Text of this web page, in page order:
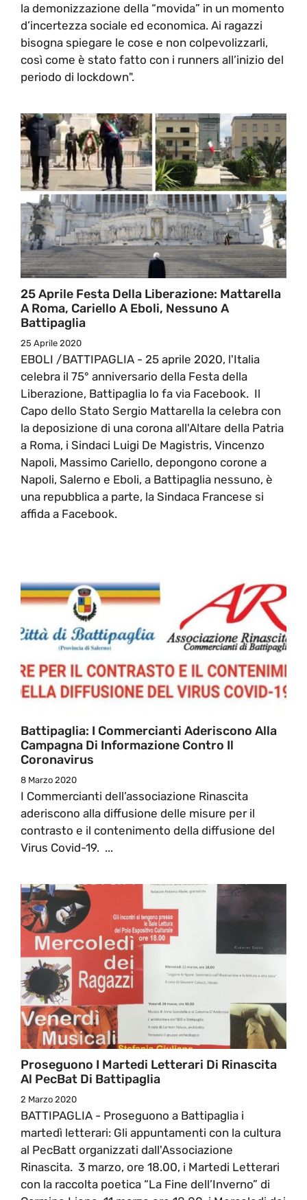
la demonizzazione della “movida” in un momento
d’incertezza sociale ed economica. Ai ragazzi
bisogna spiegare le cose e non colpevolizzarli,
così come è stato fatto con i runners all’inizio del
periodo di lockdown".
25 Aprile Festa Della Liberazione: Mattarella
A Roma, Cariello A Eboli, Nessuno A
Battipaglia
25 Aprile 2020
EBOLI /BATTIPAGLIA - 25 aprile 2020, l'Italia
celebra il 75° anniversario della Festa della
Liberazione, Battipaglia lo fa via Facebook. Il
Capo dello Stato Sergio Mattarella la celebra con
la deposizione di una corona all'Altare della Patria
a Roma, i Sindaci Luigi De Magistris, Vincenzo
Napoli, Massimo Cariello, depongono corone a
Napoli, Salerno e Eboli, a Battipaglia nessuno, è
una repubblica a parte, la Sindaca Francese si
affida a Facebook.
Battipaglia: I Commercianti Aderiscono Alla
Campagna Di Informazione Contro Il
Coronavirus
8 Marzo 2020
I Commercianti dell’associazione Rinascita
aderiscono alla diffusione delle misure per il
contrasto e il contenimento della diffusione del
Virus Covid-19. ...
Proseguono I Martedi Letterari Di Rinascita
Al PecBat Di Battipaglia
2 Marzo 2020
BATTIPAGLIA - Proseguono a Battipaglia i
martedì letterari: Gli appuntamenti con la cultura
al PecBatt organizzati dall'Associazione
Rinascita. 3 marzo, ore 18.00, i Martedi Letterari
con la raccolta poetica “La Fine dell’Inverno” di